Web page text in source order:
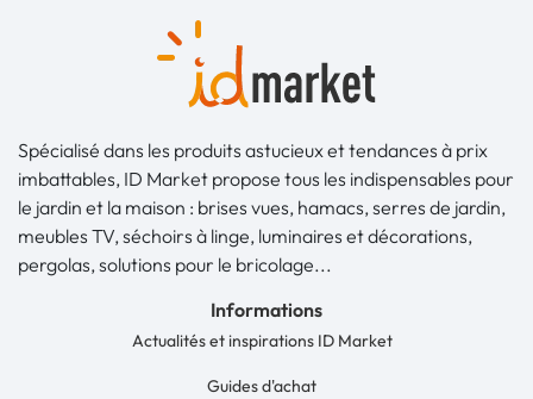
Spécialisé dans les produits astucieux et tendances à prix
imbattables, ID Market propose tous les indispensables pour
le jardin et la maison : brises vues, hamacs, serres de jardin,
meubles TV, séchoirs à linge, luminaires et décorations,
pergolas, solutions pour le bricolage...
Informations
Actualités et inspirations ID Market
Guides d'achat